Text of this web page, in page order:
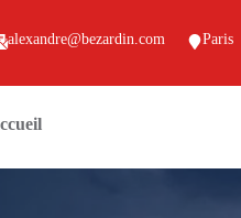
alexandre@bezardin.com Paris